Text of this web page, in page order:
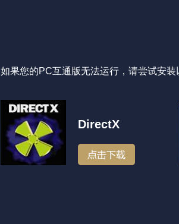
如果您的PC互通版无法运行，请尝试安装
DirectX